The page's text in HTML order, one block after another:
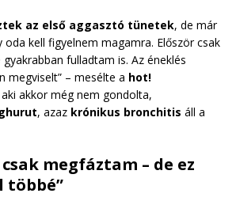
az első aggasztó tünetek, de már
kell figyelnem magamra. Először csak
fulladtam is. Az éneklés
megviselt” – mesélte a hot!
akkor még nem gondolta,
, azaz krónikus bronchitis áll a
megfáztam – de ez
többé”